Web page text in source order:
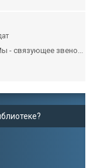
- связующее звено...